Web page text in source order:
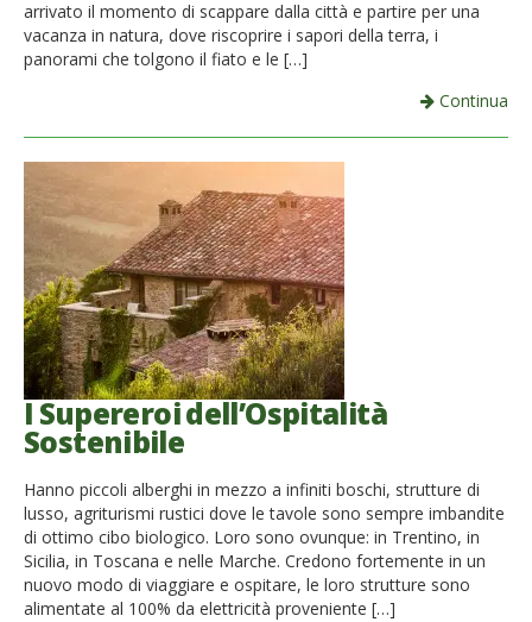
arrivato il momento di scappare dalla città e partire per una
vacanza in natura, dove riscoprire i sapori della terra, i
panorami che tolgono il fiato e le […]
Continua
I Supereroi dell’Ospitalità
Sostenibile
Hanno piccoli alberghi in mezzo a infiniti boschi, strutture di
lusso, agriturismi rustici dove le tavole sono sempre imbandite
di ottimo cibo biologico. Loro sono ovunque: in Trentino, in
Sicilia, in Toscana e nelle Marche. Credono fortemente in un
nuovo modo di viaggiare e ospitare, le loro strutture sono
alimentate al 100% da elettricità proveniente […]